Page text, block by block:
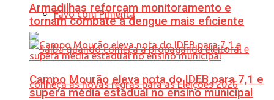
Favo com Pimenta
Armadilhas reforçam monitoramento e
tornam combate à dengue mais eficiente
Campo Mourão eleva nota do IDEB para 7,1 e
supera média estadual no ensino municipal